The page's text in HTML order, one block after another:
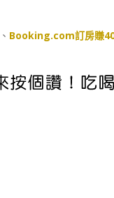
、 Booking.com訂房賺